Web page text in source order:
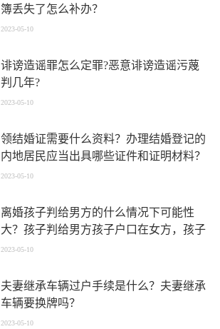
簿丢失了怎么补办？
2023-05-10
诽谤造谣罪怎么定罪?恶意诽谤造谣污蔑
判几年?
2023-05-10
领结婚证需要什么资料？办理结婚登记的
内地居民应当出具哪些证件和证明材料？
2023-05-10
离婚孩子判给男方的什么情况下可能性
大？孩子判给男方孩子户口在女方，孩子
如何上学？
2023-05-10
夫妻继承车辆过户手续是什么？夫妻继承
车辆要换牌吗？
2023-05-10